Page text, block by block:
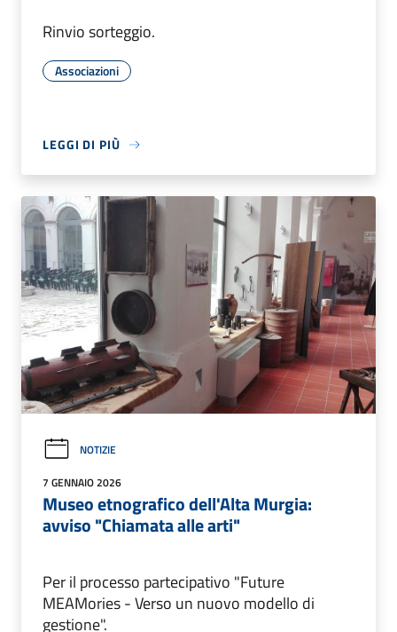
Rinvio sorteggio.
Associazioni
LEGGI DI PIÙ
NOTIZIE
7 GENNAIO 2026
Museo etnografico dell'Alta Murgia:
avviso "Chiamata alle arti"
Per il processo partecipativo "Future
MEAMories - Verso un nuovo modello di
gestione".